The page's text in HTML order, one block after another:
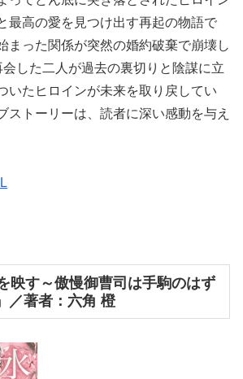
最高の愛を見つけ出す再起の物語で
まった関係が突然の婚約破棄で崩壊し
した二人が過去の裏切りと陰謀に立
いたヒロインが未来を取り戻してい
ストーリーは、読者に深い感動を与え
映す～傲慢御曹司は手駒のはず
／著者：六角 橙